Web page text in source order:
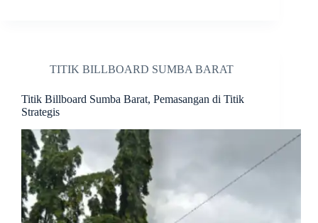
TITIK BILLBOARD SUMBA BARAT
Titik Billboard Sumba Barat, Pemasangan di Titik
Strategis